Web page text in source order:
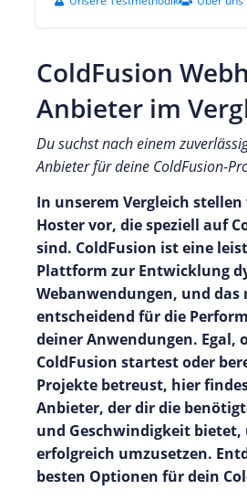
ColdFusion
Anbieter im
Du suchst nach einem
Anbieter für deine ColdFusion-
In unserem Vergleich
Hoster vor, die speziell auf
sind. ColdFusion ist eine
Plattform zur Entwicklung
Webanwendungen, und
entscheidend für die
deiner Anwendungen. Egal,
ColdFusion startest oder
Projekte betreust, hier
Anbieter, der dir die
und Geschwindigkeit bietet,
erfolgreich umzusetzen.
besten Optionen für dein